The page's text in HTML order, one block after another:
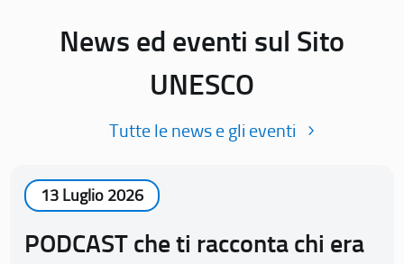
News ed eventi sul Sito
UNESCO
Tutte le news e gli eventi
13 Luglio 2026
PODCAST che ti racconta chi era